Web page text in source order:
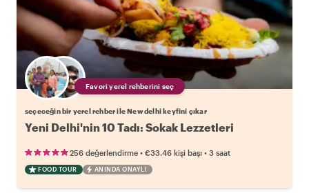
Favori yerel rehberini seç
seçeceğin bir yerel rehber ile New delhi keyfini çıkar
Yeni Delhi'nin 10 Tadı: Sokak Lezzetleri
256 değerlendirme • €33.46 kişi başı • 3 saat
FOOD TOUR ANINDA ONAYLI